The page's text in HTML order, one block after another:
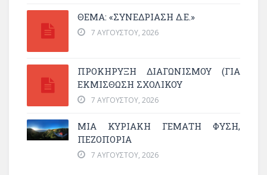
ΘΕΜΑ: «ΣΥΝΕΔΡΊΑΣΗ Δ.Ε.»
7 ΑΥΓΟΎΣΤΟΥ, 2026
ΠΡΟΚΗΡΥΞΗ ΔΙΑΓΩΝΙΣΜΟΥ (ΓΙΑ
ΕΚΜΊΣΘΩΣΗ ΣΧΟΛΙΚΟΎ
7 ΑΥΓΟΎΣΤΟΥ, 2026
ΜΙΑ ΚΥΡΙΑΚΉ ΓΕΜΆΤΗ ΦΎΣΗ,
ΠΕΖΟΠΟΡΊΑ
7 ΑΥΓΟΎΣΤΟΥ, 2026